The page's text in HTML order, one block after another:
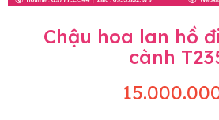
Chậu hoa lan hồ
cành